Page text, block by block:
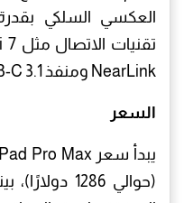
NearLink ومنفذ USB-C 3.1.
السعر